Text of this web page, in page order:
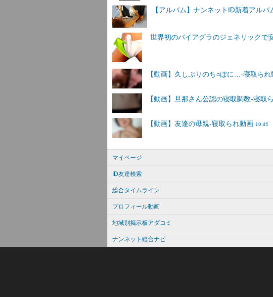
【アルバム】ナンネットID新着アル
マイページ
ID友達検索
総合タイムライン
プロフィール動画
地域別掲示板アダコミ
ナンネット総合ナビ